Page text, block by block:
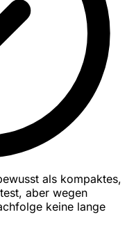
als kompaktes,
aber wegen
keine lange